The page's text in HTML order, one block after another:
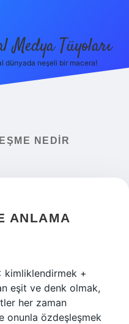
Medya Tüyoları
dünyada neşeli bir macera!
NEDIR
ANLAMA
kimliklendirmek +
eşit ve denk olmak,
her zaman
onunla özdeşleşmek